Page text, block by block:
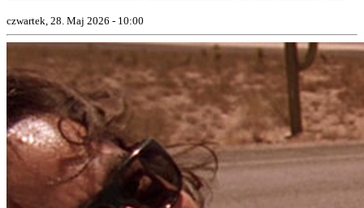
czwartek, 28. Maj 2026 - 10:00